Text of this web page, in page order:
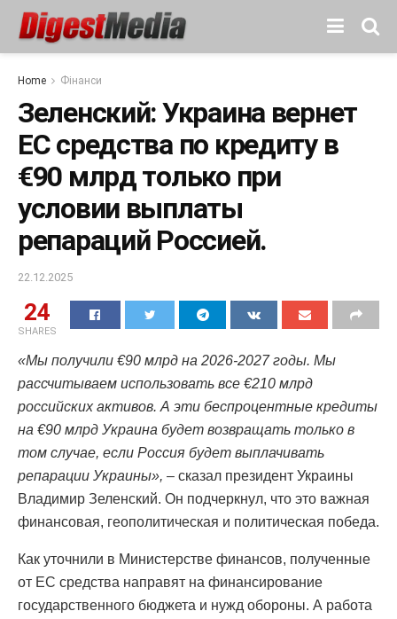
Home Фінанси
Зеленский: Украина вернет
ЕС средства по кредиту в
€90 млрд только при
условии выплаты
репараций Россией.
22.12.2025
24
SHARES
«Мы получили €90 млрд на 2026-2027 годы. Мы
рассчитываем использовать все €210 млрд
российских активов. А эти беспроцентные кредиты
на €90 млрд Украина будет возвращать только в
том случае, если Россия будет выплачивать
репарации Украины», – сказал президент Украины
Владимир Зеленский. Он подчеркнул, что это важная
финансовая, геополитическая и политическая победа.
Как уточнили в Министерстве финансов, полученные
от ЕС средства направят на финансирование
государственного бюджета и нужд обороны. А работа